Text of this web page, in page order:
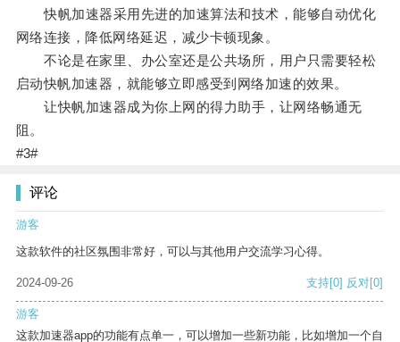
快帆加速器采用先进的加速算法和技术，能够自动优化
网络连接，降低网络延迟，减少卡顿现象。
不论是在家里、办公室还是公共场所，用户只需要轻松
启动快帆加速器，就能够立即感受到网络加速的效果。
让快帆加速器成为你上网的得力助手，让网络畅通无
阻。
#3#
评论
游客
这款软件的社区氛围非常好，可以与其他用户交流学习心得。
2024-09-26 支持[0] 反对[0]
游客
这款加速器app的功能有点单一，可以增加一些新功能，比如增加一个自